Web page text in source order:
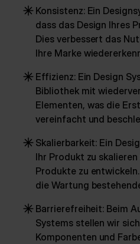
Konsistenz: Ein
dass das Design Ihres
Dies verbessert das
Ihre Marke
Effizienz: Ein Design
Bibliothek mit
Elementen, was die
vereinfacht und
Skalierbarkeit: Ein
Ihr Produkt zu
Produkte zu
die Wartung
Barrierefreiheit: Beim
Systems stellen wir
Komponenten und